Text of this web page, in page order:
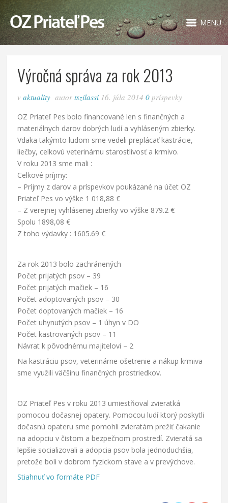
MENU
Výročná správa za rok 2013
vaktuality autortszilassi 16. júla 20140príspevky
OZ Priateľ Pes bolo financované len s finančných a
materiálnych darov dobrých ludí a vyhláseným zbierky.
Vdaka takýmto ludom sme vedeli preplácať kastrácie,
liečby, celkovú veterinárnu starostlivosť a krmivo.
V roku 2013 sme mali :
Celkové príjmy:
– Príjmy z darov a príspevkov poukázané na účet OZ
Priateľ Pes vo výške 1 018,88 €
– Z verejnej vyhlásenej zbierky vo výške 879.2 €
Spolu 1898,08 €
Z toho výdavky : 1605.69 €
Za rok 2013 bolo zachránených
Počet prijatých psov – 39
Počet prijatých mačiek – 16
Počet adoptovaných psov – 30
Počet doptovaných mačiek – 16
Počet uhynutých psov – 1 úhyn v DO
Počet kastrovaných psov – 11
Návrat k pôvodnému majitelovi – 2
Na kastráciu psov, veterinárne ošetrenie a nákup krmiva
sme využili väčšinu finančných prostriedkov.
OZ Priateľ Pes v roku 2013 umiestňoval zvieratká
pomocou dočasnej opatery. Pomocou ludí ktorý poskytli
dočasnú opateru sme pomohli zvieratám prežiť čakanie
na adopciu v čistom a bezpečnom prostredí. Zvieratá sa
lepšie socializovali a adopcia psov bola jednoduchšia,
pretože boli v dobrom fyzickom stave a v prevýchove.
Stiahnuť vo formáte PDF